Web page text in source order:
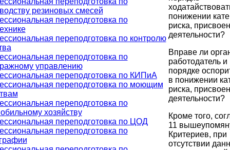
резиновых смесей
переподготовка по
переподготовка по контролю
переподготовка по
управлению
переподготовка по КИПиА
переподготовка по моющим
переподготовка по
хозяйству
переподготовка по ЦОД
переподготовка по
понижении
риска,
деятельности?
Вправе ли
работодатель и
порядке
в понижении
риска,
деятельности?
Кроме того,
11
Критериев, при
отсутствии